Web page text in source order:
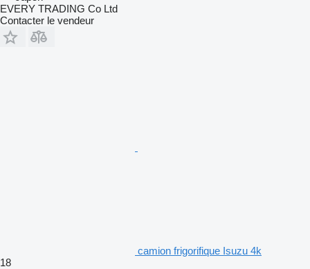
EVERY TRADING Co Ltd
Contacter le vendeur
camion frigorifique Isuzu 4k
18